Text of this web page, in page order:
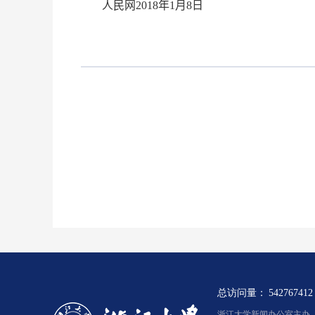
人民网 2018年1 月 8日
总访问量： 542767412